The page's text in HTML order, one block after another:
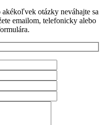
otázky neváhajte sa
emailom, telefonicky alebo